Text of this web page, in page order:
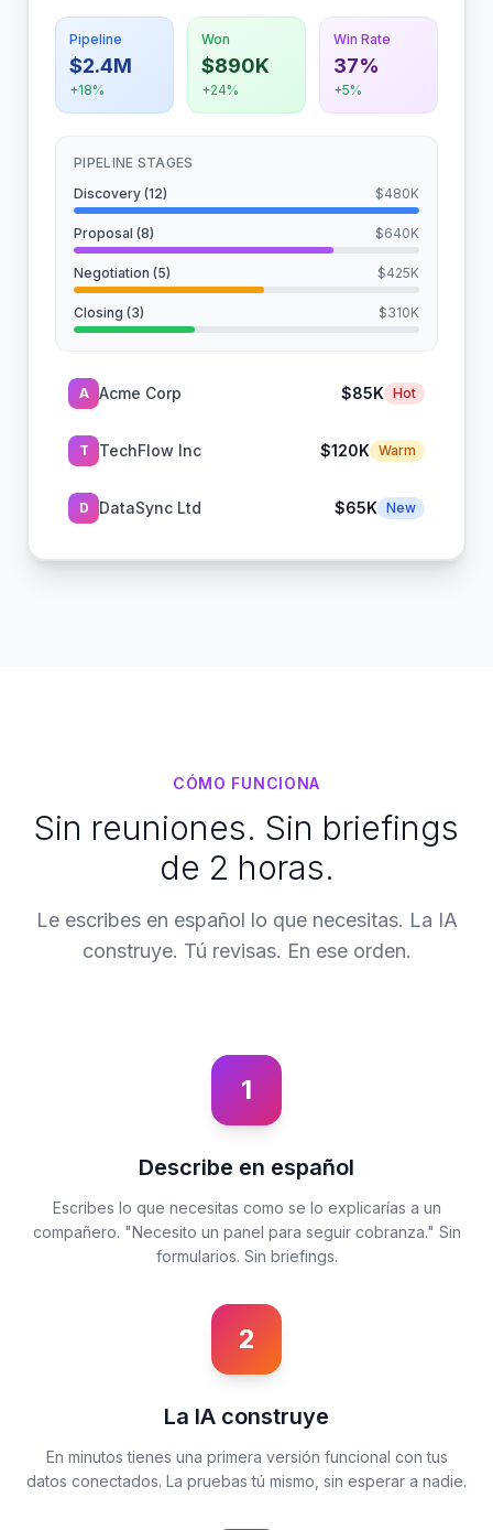
Pipeline
$2.4M
+18%
Won
$890K
+24%
Win Rate
37%
+5%
PIPELINE STAGES
Discovery (12) $480K
Proposal (8) $640K
Negotiation (5) $425K
Closing (3) $310K
A Acme Corp $85K Hot
T TechFlow Inc $120K Warm
D DataSync Ltd $65K New
CÓMO FUNCIONA
Sin reuniones. Sin briefings
de 2 horas.
Le escribes en español lo que necesitas. La IA
construye. Tú revisas. En ese orden.
1
Describe en español
Escribes lo que necesitas como se lo explicarías a un
compañero. "Necesito un panel para seguir cobranza." Sin
formularios. Sin briefings.
2
La IA construye
En minutos tienes una primera versión funcional con tus
datos conectados. La pruebas tú mismo, sin esperar a nadie.